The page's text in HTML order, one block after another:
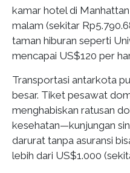
kamar hotel di
malam (sekitar
taman hiburan seperti
mencapai US$120 per
Transportasi antarkota
besar. Tiket pesawat
menghabiskan ratusan
kesehatan—kunjungan
darurat tanpa asuransi
lebih dari US$1.000